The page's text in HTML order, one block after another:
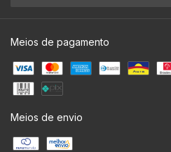
Meios de pagamento
Meios de envio